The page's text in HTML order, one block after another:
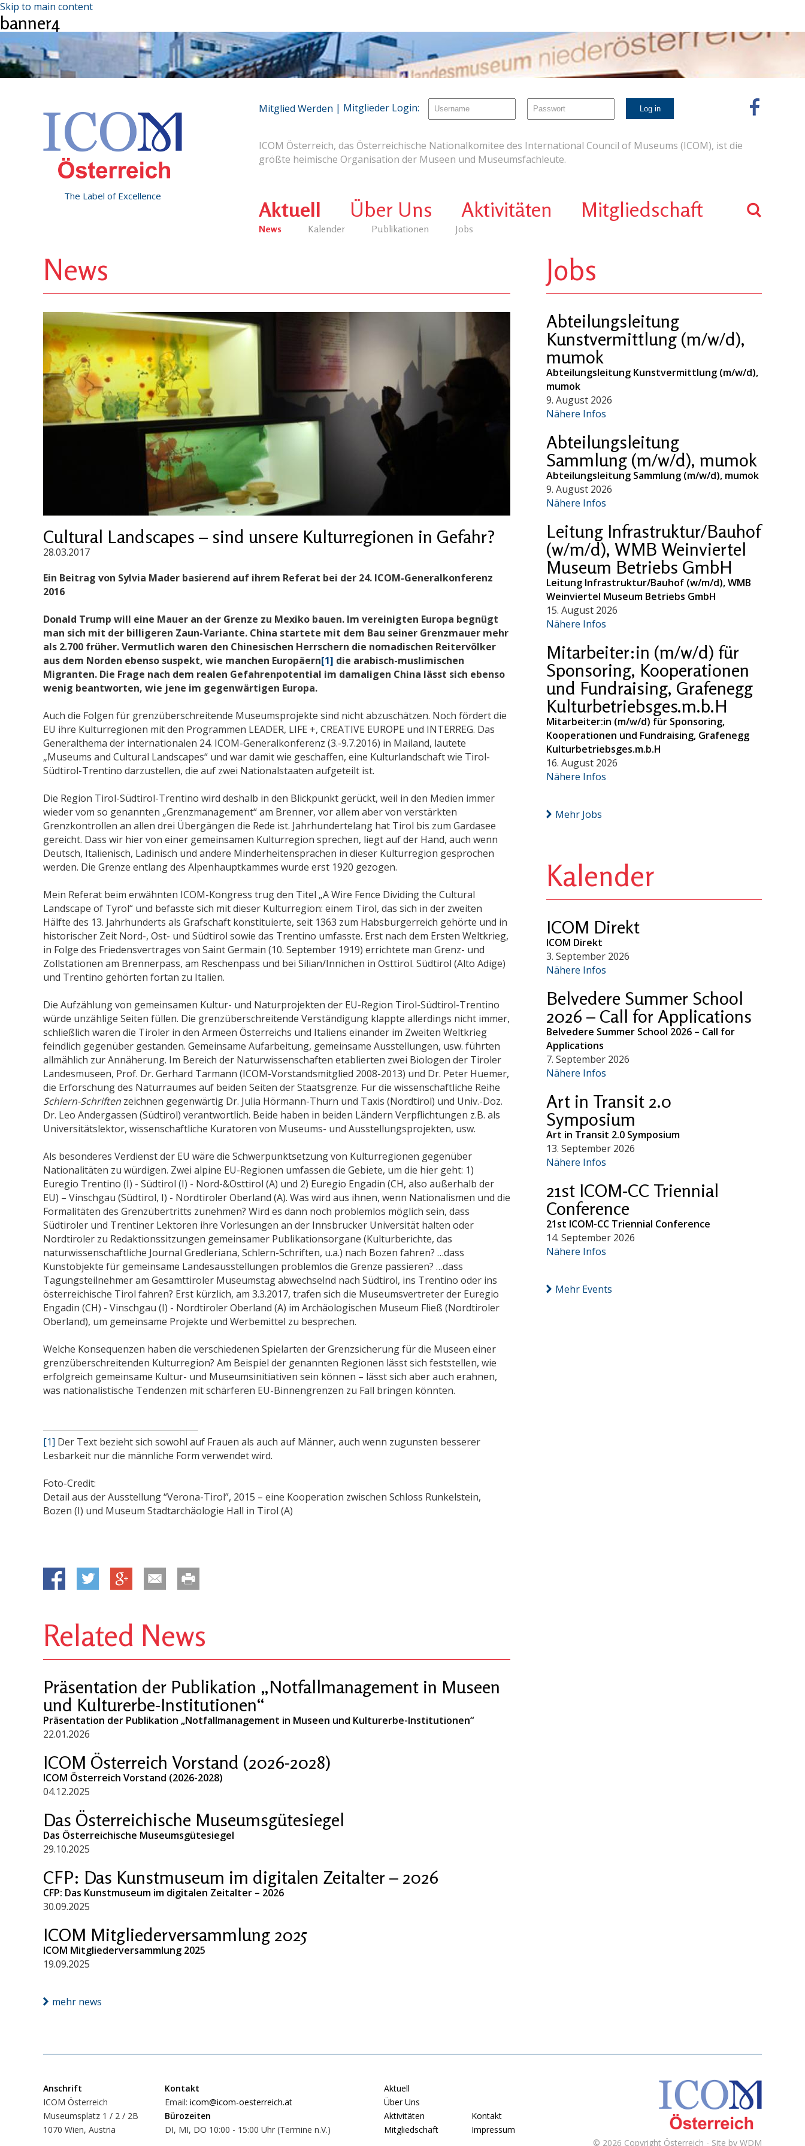
Skip to main content
banner4
The Label of Excellence
ICOM Österreich, das Österreichische Nationalkomitee des International Council of Museums (ICOM), ist die
größte heimische Organisation der Museen und Museumsfachleute.
Aktuell
News Kalender Publikationen Jobs
Über Uns Aktivitäten Mitgliedschaft
Mitglied Werden | Mitglieder Login:
News
Cultural Landscapes – sind unsere Kulturregionen in Gefahr?
28.03.2017
Ein Beitrag von Sylvia Mader basierend auf ihrem Referat bei der 24. ICOM-Generalkonferenz
2016
Donald Trump will eine Mauer an der Grenze zu Mexiko bauen. Im vereinigten Europa begnügt
man sich mit der billigeren Zaun-Variante. China startete mit dem Bau seiner Grenzmauer mehr
als 2.700 früher. Vermutlich waren den Chinesischen Herrschern die nomadischen Reitervölker
aus dem Norden ebenso suspekt, wie manchen Europäern[1] die arabisch-muslimischen
Migranten. Die Frage nach dem realen Gefahrenpotential im damaligen China lässt sich ebenso
wenig beantworten, wie jene im gegenwärtigen Europa.
Auch die Folgen für grenzüberschreitende Museumsprojekte sind nicht abzuschätzen. Noch fördert die
EU ihre Kulturregionen mit den Programmen LEADER, LIFE +, CREATIVE EUROPE und INTERREG. Das
Generalthema der internationalen 24. ICOM-Generalkonferenz (3.-9.7.2016) in Mailand, lautete
„Museums and Cultural Landscapes“ und war damit wie geschaffen, eine Kulturlandschaft wie Tirol-
Südtirol-Trentino darzustellen, die auf zwei Nationalstaaten aufgeteilt ist.
Die Region Tirol-Südtirol-Trentino wird deshalb in den Blickpunkt gerückt, weil in den Medien immer
wieder vom so genannten „Grenzmanagement“ am Brenner, vor allem aber von verstärkten
Grenzkontrollen an allen drei Übergängen die Rede ist. Jahrhundertelang hat Tirol bis zum Gardasee
gereicht. Dass wir hier von einer gemeinsamen Kulturregion sprechen, liegt auf der Hand, auch wenn
Deutsch, Italienisch, Ladinisch und andere Minderheitensprachen in dieser Kulturregion gesprochen
werden. Die Grenze entlang des Alpenhauptkammes wurde erst 1920 gezogen.
Mein Referat beim erwähnten ICOM-Kongress trug den Titel „A Wire Fence Dividing the Cultural
Landscape of Tyrol“ und befasste sich mit dieser Kulturregion: einem Tirol, das sich in der zweiten
Hälfte des 13. Jahrhunderts als Grafschaft konstituierte, seit 1363 zum Habsburgerreich gehörte und in
historischer Zeit Nord-, Ost- und Südtirol sowie das Trentino umfasste. Erst nach dem Ersten Weltkrieg,
in Folge des Friedensvertrages von Saint Germain (10. September 1919) errichtete man Grenz- und
Zollstationen am Brennerpass, am Reschenpass und bei Silian/Innichen in Osttirol. Südtirol (Alto Adige)
und Trentino gehörten fortan zu Italien.
Die Aufzählung von gemeinsamen Kultur- und Naturprojekten der EU-Region Tirol-Südtirol-Trentino
würde unzählige Seiten füllen. Die grenzüberschreitende Verständigung klappte allerdings nicht immer,
schließlich waren die Tiroler in den Armeen Österreichs und Italiens einander im Zweiten Weltkrieg
feindlich gegenüber gestanden. Gemeinsame Aufarbeitung, gemeinsame Ausstellungen, usw. führten
allmählich zur Annäherung. Im Bereich der Naturwissenschaften etablierten zwei Biologen der Tiroler
Landesmuseen, Prof. Dr. Gerhard Tarmann (ICOM-Vorstandsmitglied 2008-2013) und Dr. Peter Huemer,
die Erforschung des Naturraumes auf beiden Seiten der Staatsgrenze. Für die wissenschaftliche Reihe
Schlern-Schriften zeichnen gegenwärtig Dr. Julia Hörmann-Thurn und Taxis (Nordtirol) und Univ.-Doz.
Dr. Leo Andergassen (Südtirol) verantwortlich. Beide haben in beiden Ländern Verpflichtungen z.B. als
Universitätslektor, wissenschaftliche Kuratoren von Museums- und Ausstellungsprojekten, usw.
Als besonderes Verdienst der EU wäre die Schwerpunktsetzung von Kulturregionen gegenüber
Nationalitäten zu würdigen. Zwei alpine EU-Regionen umfassen die Gebiete, um die hier geht: 1)
Euregio Trentino (I) - Südtirol (I) - Nord-&Osttirol (A) und 2) Euregio Engadin (CH, also außerhalb der
EU) – Vinschgau (Südtirol, I) - Nordtiroler Oberland (A). Was wird aus ihnen, wenn Nationalismen und die
Formalitäten des Grenzübertritts zunehmen? Wird es dann noch problemlos möglich sein, dass
Südtiroler und Trentiner Lektoren ihre Vorlesungen an der Innsbrucker Universität halten oder
Nordtiroler zu Redaktionssitzungen gemeinsamer Publikationsorgane (Kulturberichte, das
naturwissenschaftliche Journal Gredleriana, Schlern-Schriften, u.a.) nach Bozen fahren? …dass
Kunstobjekte für gemeinsame Landesausstellungen problemlos die Grenze passieren? …dass
Tagungsteilnehmer am Gesamttiroler Museumstag abwechselnd nach Südtirol, ins Trentino oder ins
österreichische Tirol fahren? Erst kürzlich, am 3.3.2017, trafen sich die Museumsvertreter der Euregio
Engadin (CH) - Vinschgau (I) - Nordtiroler Oberland (A) im Archäologischen Museum Fließ (Nordtiroler
Oberland), um gemeinsame Projekte und Werbemittel zu besprechen.
Welche Konsequenzen haben die verschiedenen Spielarten der Grenzsicherung für die Museen einer
grenzüberschreitenden Kulturregion? Am Beispiel der genannten Regionen lässt sich feststellen, wie
erfolgreich gemeinsame Kultur- und Museumsinitiativen sein können – lässt sich aber auch erahnen,
was nationalistische Tendenzen mit schärferen EU-Binnengrenzen zu Fall bringen könnten.
[1] Der Text bezieht sich sowohl auf Frauen als auch auf Männer, auch wenn zugunsten besserer
Lesbarkeit nur die männliche Form verwendet wird.
Foto-Credit:
Detail aus der Ausstellung “Verona-Tirol”, 2015 – eine Kooperation zwischen Schloss Runkelstein,
Bozen (I) und Museum Stadtarchäologie Hall in Tirol (A)
Related News
Präsentation der Publikation „Notfallmanagement in Museen
und Kulturerbe-Institutionen“
Präsentation der Publikation „Notfallmanagement in Museen und Kulturerbe-Institutionen“
22.01.2026
ICOM Österreich Vorstand (2026-2028)
ICOM Österreich Vorstand (2026-2028)
04.12.2025
Das Österreichische Museumsgütesiegel
Das Österreichische Museumsgütesiegel
29.10.2025
CFP: Das Kunstmuseum im digitalen Zeitalter – 2026
CFP: Das Kunstmuseum im digitalen Zeitalter – 2026
30.09.2025
ICOM Mitgliederversammlung 2025
ICOM Mitgliederversammlung 2025
19.09.2025
mehr news
Jobs
Abteilungsleitung
Kunstvermittlung (m/w/d),
mumok
Abteilungsleitung Kunstvermittlung (m/w/d),
mumok
9. August 2026
Nähere Infos
Abteilungsleitung
Sammlung (m/w/d), mumok
Abteilungsleitung Sammlung (m/w/d), mumok
9. August 2026
Nähere Infos
Leitung Infrastruktur/Bauhof
(w/m/d), WMB Weinviertel
Museum Betriebs GmbH
Leitung Infrastruktur/Bauhof (w/m/d), WMB
Weinviertel Museum Betriebs GmbH
15. August 2026
Nähere Infos
Mitarbeiter:in (m/w/d) für
Sponsoring, Kooperationen
und Fundraising, Grafenegg
Kulturbetriebsges.m.b.H
Mitarbeiter:in (m/w/d) für Sponsoring,
Kooperationen und Fundraising, Grafenegg
Kulturbetriebsges.m.b.H
16. August 2026
Nähere Infos
Mehr Jobs
Kalender
ICOM Direkt
ICOM Direkt
3. September 2026
Nähere Infos
Belvedere Summer School
2026 – Call for Applications
Belvedere Summer School 2026 – Call for
Applications
7. September 2026
Nähere Infos
Art in Transit 2.0
Symposium
Art in Transit 2.0 Symposium
13. September 2026
Nähere Infos
21st ICOM-CC Triennial
Conference
21st ICOM-CC Triennial Conference
14. September 2026
Nähere Infos
Mehr Events
Anschrift
ICOM Österreich
Museumsplatz 1 / 2 / 2B
1070 Wien, Austria
Kontakt
Email: icom@icom-oesterreich.at
Bürozeiten
DI, MI, DO 10:00 - 15:00 Uhr (Termine n.V.)
Aktuell
Über Uns
Aktivitäten
Mitgliedschaft
Kontakt
Impressum
© 2026 Copyright Österreich - Site by WDM